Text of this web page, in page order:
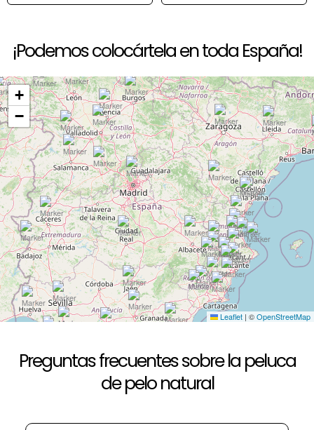
¡Podemos colocártela en toda España!
+
−
Leaflet | ©OpenStreetMap
Preguntas frecuentes sobre la peluca
de pelo natural